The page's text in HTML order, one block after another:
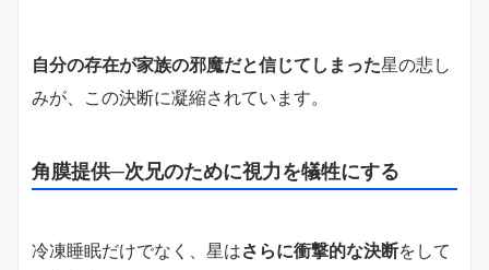
自分の存在が家族の邪魔だと信じてしまった星の悲し
みが、この決断に凝縮されています。
角膜提供─次兄のために視力を犠牲にする
冷凍睡眠だけでなく、星はさらに衝撃的な決断をして